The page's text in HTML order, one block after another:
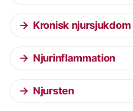
Kronisk njursjukdom
Njurinflammation
Njursten